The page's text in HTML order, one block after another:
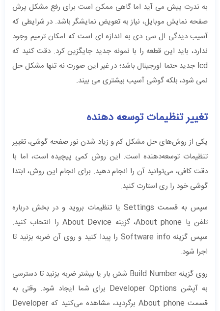
به ندرت پیش می آید اما گاهی ممکن است برای رفع مشکل پرش
صفحه نمایش موبایل، نیاز به تعویض نمایشگر باشد. در شرایطی که
آسیب دیدگی ال سی دی به اندازه ای است که امکان ترمیم وجود
ندارد، باید این قطعه را با نمونه جدید جایگزین کرد. دقت کنید که
lcd جدید حتما اورجینال باشد؛ در غیر این صورت نه تنها مشکل حل
نمی شود، بلکه گوشی آسیب بیشتری می بیند.
تغییر تنظیمات توسعه دهنده
یکی از روش‌های حل مشکل کم و زیاد شدن نور صفحه گوشی، تغییر
تنظیمات توسعه‌دهنده است. این روش کمی پیچیده است، اما با
دقت کافی، می‌توانید آن را انجام دهید. برای انجام این روش، ابتدا
گوشی خود را ری استارت کنید.
سپس به قسمت Settings یا تنظیمات بروید و در بخش درباره
تلفن یا About phone، گزینه About Device را انتخاب کنید.
سپس گزینه Software info را پیدا کنید و روی آن ضربه بزنید تا
اجرا شود.
روی گزینه Build Number شش بار یا بیشتر ضربه بزنید تا دسترسی
به آپشن Developer Options برای شما ایجاد شود. وقتی به
قسمت About phone برگردید، مشاهده می‌کنید که Developer